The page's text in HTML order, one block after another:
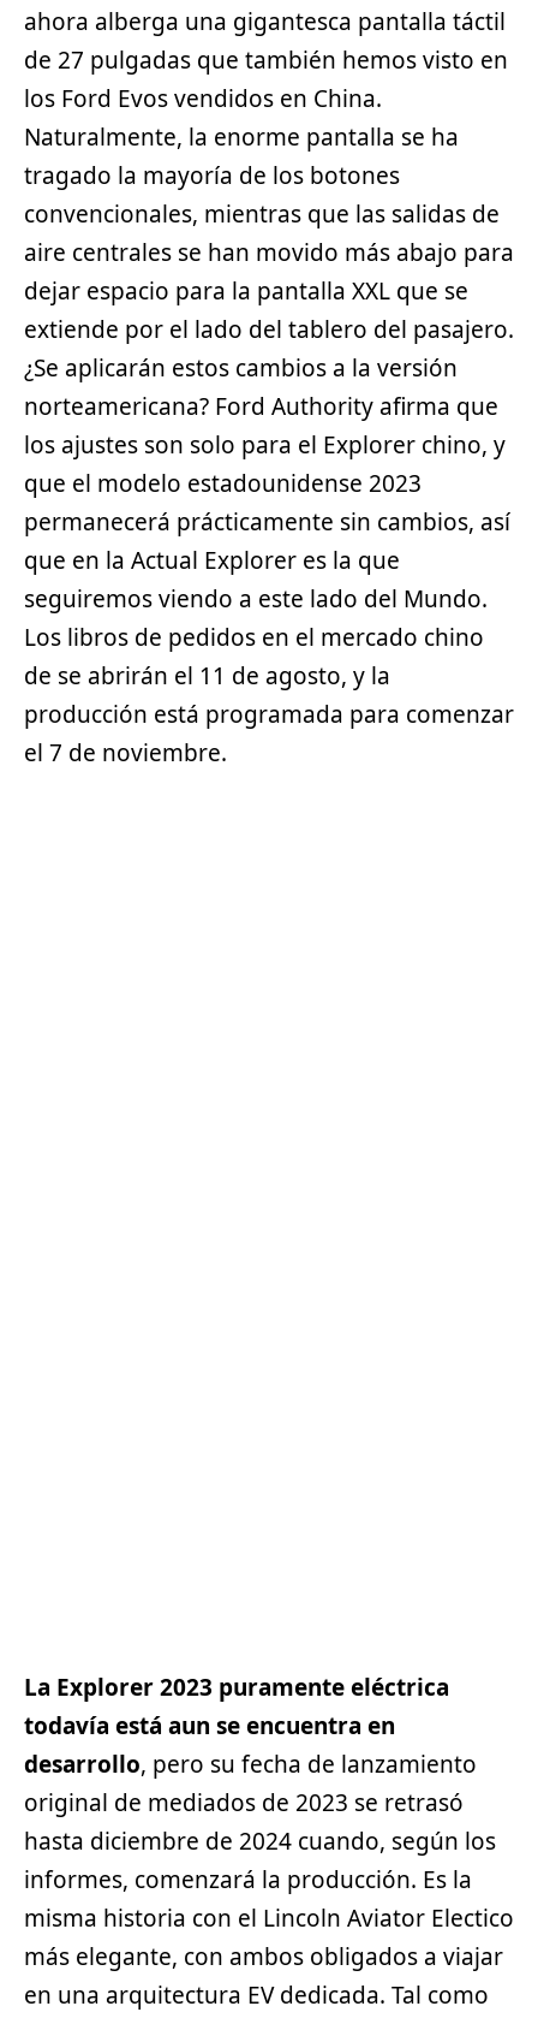
ahora alberga una gigantesca pantalla táctil
de 27 pulgadas que también hemos visto en
los Ford Evos vendidos en China.
Naturalmente, la enorme pantalla se ha
tragado la mayoría de los botones
convencionales, mientras que las salidas de
aire centrales se han movido más abajo para
dejar espacio para la pantalla XXL que se
extiende por el lado del tablero del pasajero.
¿Se aplicarán estos cambios a la versión
norteamericana? Ford Authority afirma que
los ajustes son solo para el Explorer chino, y
que el modelo estadounidense 2023
permanecerá prácticamente sin cambios, así
que en la Actual Explorer es la que
seguiremos viendo a este lado del Mundo.
Los libros de pedidos en el mercado chino
de se abrirán el 11 de agosto, y la
producción está programada para comenzar
el 7 de noviembre.
La Explorer 2023 puramente eléctrica
todavía está aun se encuentra en
desarrollo, pero su fecha de lanzamiento
original de mediados de 2023 se retrasó
hasta diciembre de 2024 cuando, según los
informes, comenzará la producción. Es la
misma historia con el Lincoln Aviator Electico
más elegante, con ambos obligados a viajar
en una arquitectura EVdedicada. Tal como